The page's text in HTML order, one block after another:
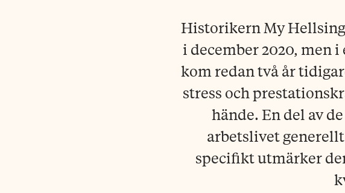
Historikern My
i december 2020, men
kom redan två år
stress och
hände. En del av
arbetslivet
specifikt utmärker